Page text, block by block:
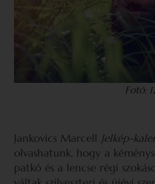
Fotó:
Jankovics Marcell Jelkép-
olvashatunk, hogy a
patkó és a lencse régi